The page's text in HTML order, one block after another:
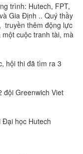
trình: Hutech, FPT,
Gia Định .. Quý thầy
truyền thêm động lực
cuộc tranh tài, mà
hội thi đã tìm ra 3
đội Greenwich Viet
học Hutech